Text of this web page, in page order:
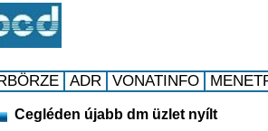
Cegléden újabb dm üzlet nyílt